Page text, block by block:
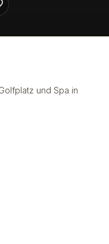
und Spa in